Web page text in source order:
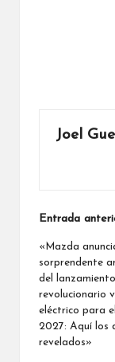
Joel
de
Entrada
«Mazda
sorprendente
del
revolucionario
eléctrico para
2027: Aquí los
revelados»